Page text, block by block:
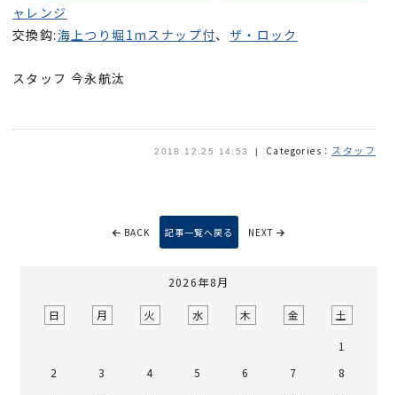
ャレンジ
交換鈎:海上つり堀1mスナップ付、 ザ・ロック
スタッフ 今永航汰
2018.12.25 14:53 Categories： スタッフ
BACK 記事一覧へ戻る NEXT
2026年8月
日 月 火 水 木 金 土
1
2
3 4 5 6 7
8